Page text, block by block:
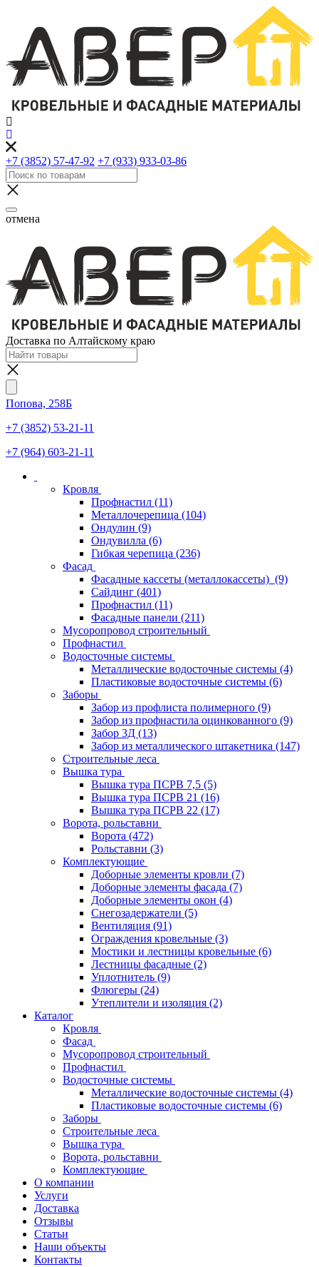
+7 (3852) 57-47-92 +7 (933) 933-03-86
отмена
Доставка по Алтайскому краю
Попова, 258Б
+7 (3852) 53-21-11
+7 (964) 603-21-11
Кровля
Профнастил (11)
Металлочерепица (104)
Ондулин (9)
Ондувилла (6)
Гибкая черепица (236)
Фасад
Фасадные кассеты (металлокассеты) (9)
Сайдинг (401)
Профнастил (11)
Фасадные панели (211)
Мусоропровод строительный
Профнастил
Водосточные системы
Металлические водосточные системы (4)
Пластиковые водосточные системы (6)
Заборы
Забор из профлиста полимерного (9)
Забор из профнастила оцинкованного (9)
Забор 3Д (13)
Забор из металлического штакетника (147)
Строительные леса
Вышка тура
Вышка тура ПСРВ 7,5 (5)
Вышка тура ПСРВ 21 (16)
Вышка тура ПСРВ 22 (17)
Ворота, рольставни
Ворота (472)
Рольставни (3)
Комплектующие
Доборные элементы кровли (7)
Доборные элементы фасада (7)
Доборные элементы окон (4)
Снегозадержатели (5)
Вентиляция (91)
Ограждения кровельные (3)
Мостики и лестницы кровельные (6)
Лестницы фасадные (2)
Уплотнитель (9)
Флюгеры (24)
Утеплители и изоляция (2)
Каталог
Кровля
Фасад
Мусоропровод строительный
Профнастил
Водосточные системы
Металлические водосточные системы (4)
Пластиковые водосточные системы (6)
Заборы
Строительные леса
Вышка тура
Ворота, рольставни
Комплектующие
О компании
Услуги
Доставка
Отзывы
Статьи
Наши объекты
Контакты